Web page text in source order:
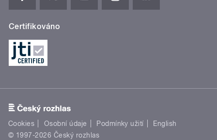
Certifikováno
Cookies Osobní údaje Podmínky užití
English
© 1997-2026 Český rozhlas